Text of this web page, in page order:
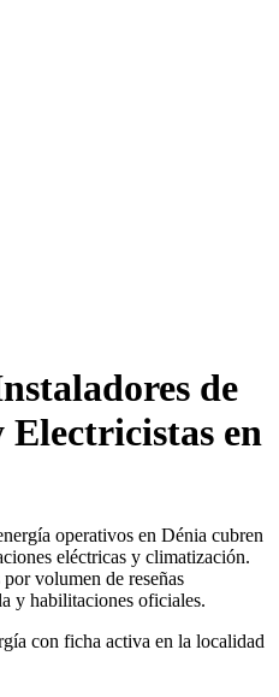
de
en
operativos en Dénia cubren
eléctricas y climatización.
volumen de reseñas
y habilitaciones oficiales.
con ficha activa en la localidad